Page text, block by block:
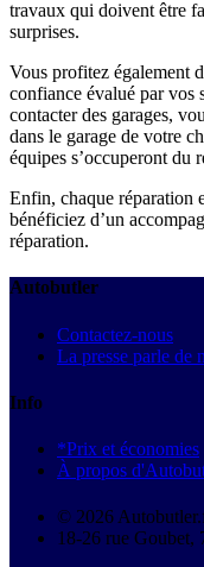
travaux qui doivent être
surprises.
Vous profitez également
confiance évalué par vos
contacter des garages,
dans le garage de votre
équipes s’occuperont du
Enfin, chaque réparation
bénéficiez d’un
réparation.
Autobutler
Contactez-nous
La presse parle de
Info
*Prix et économies
À propos
© 2026
18-26 rue Goubet,